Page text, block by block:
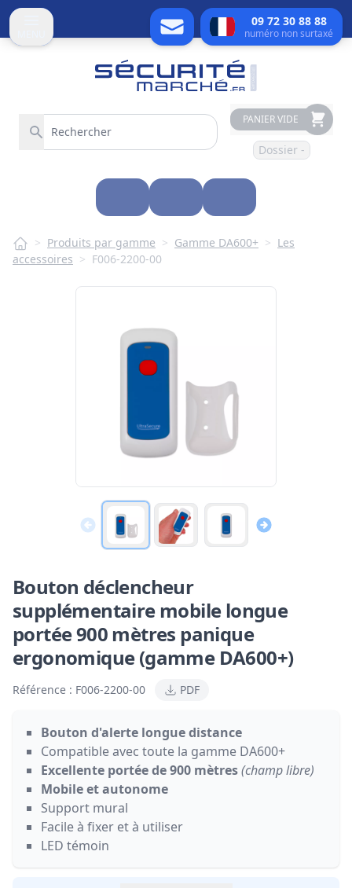
09 72 30 88 88
numéro non surtaxé
PANIER VIDE
Dossier -
> Produits par gamme > Gamme DA600+ > Les
accessoires > F006-2200-00
Bouton déclencheur
supplémentaire mobile longue
portée 900 mètres panique
ergonomique (gamme DA600+)
Référence : F006-2200-00 PDF
Bouton d'alerte longue distance
Compatible avec toute la gamme DA600+
Excellente portée de 900 mètres(champ libre)
Mobile et autonome
Support mural
Facile à fixer et à utiliser
LED témoin